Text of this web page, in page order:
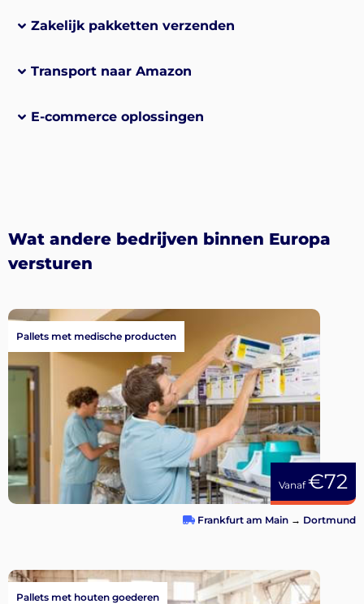
Zakelijk pakketten verzenden
Transport naar Amazon
E-commerce oplossingen
Wat andere bedrijven binnen Europa
versturen
Vanaf€72
Pallets met medische producten
Frankfurt am Main → Dortmund
Pallets met houten goederen